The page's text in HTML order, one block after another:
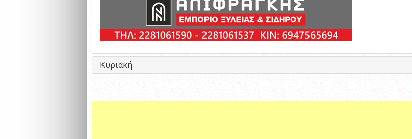
Κυριακή